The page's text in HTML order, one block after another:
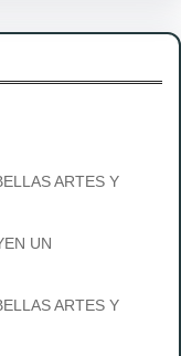
ARTES Y
UN
ARTES Y